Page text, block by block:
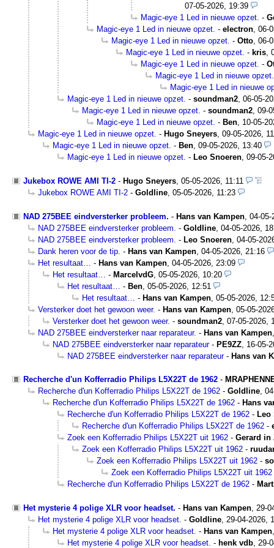
07-05-2026, 19:39
Magic-eye 1 Led in nieuwe opzet. -
Magic-eye 1 Led in nieuwe opzet. - electron, 06-
Magic-eye 1 Led in nieuwe opzet. - Otto, 06-
Magic-eye 1 Led in nieuwe opzet. - kris,
Magic-eye 1 Led in nieuwe opzet. -
Magic-eye 1 Led in nieuwe opzet.
Magic-eye 1 Led in nieuwe
Magic-eye 1 Led in nieuwe opzet. - soundman2, 06-05-
Magic-eye 1 Led in nieuwe opzet. - soundman2, 09-
Magic-eye 1 Led in nieuwe opzet. - Ben, 10-05-
Magic-eye 1 Led in nieuwe opzet. - Hugo Sneyers, 09-05-2026,
Magic-eye 1 Led in nieuwe opzet. - Ben, 09-05-2026, 13:40
Magic-eye 1 Led in nieuwe opzet. - Leo Snoeren, 09-05-
Jukebox ROWE AMI TI-2 - Hugo Sneyers 05-05-2026, 11:11
Jukebox ROWE AMI TI-2 - Goldline 05-05-2026, 11:23
NAD 275BEE eindversterker probleem. - Hans van Kampen 04-
NAD 275BEE eindversterker probleem. - Goldline 04-05-2026,
NAD 275BEE eindversterker probleem. - Leo Snoeren 04-05-
Dank heren voor de tip. - Hans van Kampen 04-05-2026, 21:16
Het resultaat…
- Hans van Kampen 04-05-2026, 23:09
Het resultaat…
- MarcelvdG 05-05-2026, 10:20
Het resultaat…
- Ben 05-05-2026, 12:51
Het resultaat…
- Hans van Kampen 05-05-2026,
Versterker doet het gewoon weer. - Hans van Kampen 05-05-
Versterker doet het gewoon weer. - soundman2 07-05-2026,
NAD 275BEE eindversterker naar reparateur. - Hans van Kampen
NAD 275BEE eindversterker naar reparateur- PE9ZZ 16-05-
NAD 275BEE eindversterker naar reparateur- Hans van
Recherche d'un Kofferradio Philips L5X22T de 1962 -
Recherche d'un Kofferradio Philips L5X22T de 1962 - Goldline,
Recherche d'un Kofferradio Philips L5X22T de 1962 - Hans
Recherche d'un Kofferradio Philips L5X22T de 1962 - Leo
Recherche d'un Kofferradio Philips L5X22T de 1962 -
Zoek een Kofferradio Philips L5X22T uit 1962 - Gerard in
Zoek een Kofferradio Philips L5X22T uit 1962 -
Zoek een Kofferradio Philips L5X22T uit 1962 -
Zoek een Kofferradio Philips L5X22T uit 1962
Recherche d'un Kofferradio Philips L5X22T de 1962 -
Het mysterie 4 polige XLR voor headset. - Hans van Kampen 29-
Het mysterie 4 polige XLR voor headset. - Goldline 29-04-2026,
Het mysterie 4 polige XLR voor headset. - Hans van Kampen
Het mysterie 4 polige XLR voor headset. - henk vdb 29-